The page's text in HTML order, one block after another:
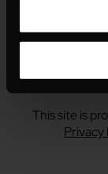
I consent
indicated
This site is
Privacy